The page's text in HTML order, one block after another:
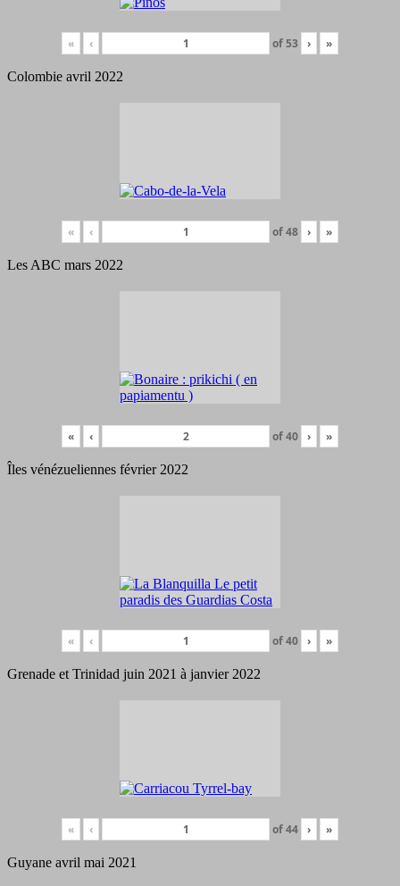
« ‹ of53 › »
Colombie avril 2022
« ‹ of48 › »
Les ABC mars 2022
« ‹ of40 › »
Îles vénézueliennes février 2022
« ‹ of40 › »
Grenade et Trinidad juin 2021 à janvier 2022
« ‹ of44 › »
Guyane avril mai 2021